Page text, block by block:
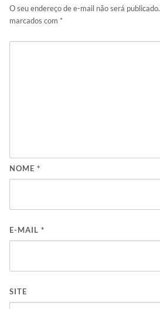
O seu endereço de e-mail não será publicado.
marcados com *
NOME *
E-MAIL *
SITE